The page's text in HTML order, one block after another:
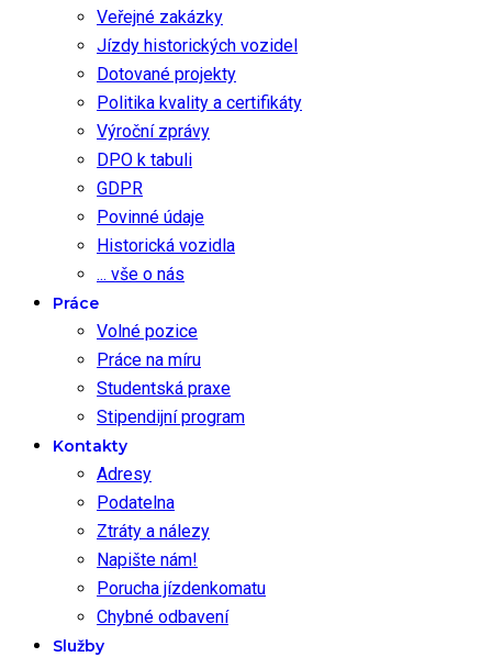
Veřejné zakázky
Jízdy historických vozidel
Dotované projekty
Politika kvality a certifikáty
Výroční zprávy
DPO k tabuli
GDPR
Povinné údaje
Historická vozidla
... vše o nás
Práce
Volné pozice
Práce na míru
Studentská praxe
Stipendijní program
Kontakty
Adresy
Podatelna
Ztráty a nálezy
Napište nám!
Porucha jízdenkomatu
Chybné odbavení
Služby